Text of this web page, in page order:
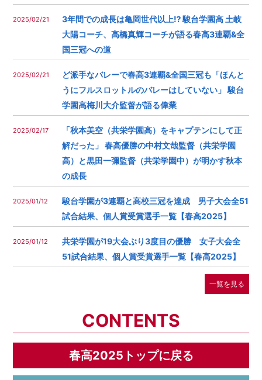
2025/02/21
3年間での成長は亀岡世代以上⁉︎ 駿台学園高 土岐
大陽コーチ、高橋真輝コーチが語る春高3連覇&全
国三冠への道
2025/02/21
ど派手なバレーで春高3連覇&全国三冠も︎「ほんと
うにフルスロットルのバレーはしていない」 駿台
学園高梅川大介監督が語る偉業
2025/02/17
「秋本美空（共栄学園高）をキャプテンにして正
解だった」 春高優勝の中村文哉監督（共栄学園
高）と黒田一彌監督（共栄学園中）が明かす秋本
の成長
2025/01/12
駿台学園が3連覇と高校三冠を達成 男子大会全51
試合結果、個人賞受賞選手一覧【春高2025】
2025/01/12
共栄学園が19大会ぶり3度目の優勝 女子大会全
51試合結果、個人賞受賞選手一覧【春高2025】
一覧を見る
CONTENTS
春高2025トップに戻る